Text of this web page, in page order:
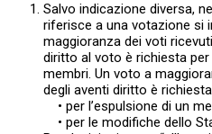
Salvo indicazione diversa,
riferisce a una votazione si
maggioranza dei voti
diritto al voto è richiesta
membri. Un voto a
degli aventi diritto è
• per l’espulsione di un
• per le modifiche dello